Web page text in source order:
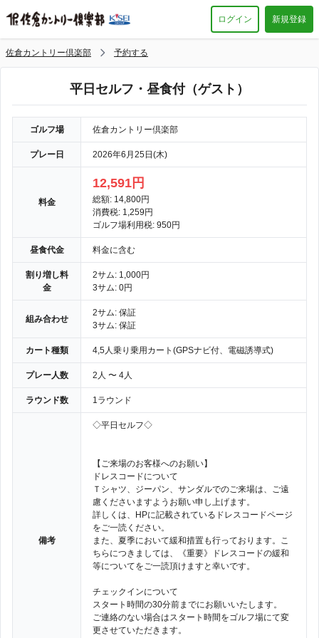
ログイン 新規登録
佐倉カントリー倶楽部 予約する
平日セルフ・昼食付（ゲスト）
ゴルフ場 佐倉カントリー倶楽部
プレー日 2026年6月25日(木)
料金
12,591円
総額: 14,800円
消費税: 1,259円
ゴルフ場利用税: 950円
昼食代金 料金に含む
割り増し料
金
2サム: 1,000円
3サム: 0円
組み合わせ
2サム: 保証
3サム: 保証
カート種類 4,5人乗り乗用カート(GPSナビ付、電磁誘導式)
プレー人数 2人 〜 4人
ラウンド数 1ラウンド
備考
◇平日セルフ◇
【ご来場のお客様へのお願い】
ドレスコードについて
Ｔシャツ、ジーパン、サンダルでのご来場は、ご遠
慮くださいますようお願い申し上げます。
詳しくは、HPに記載されているドレスコードページ
をご一読ください。
また、夏季において緩和措置も行っております。こ
ちらにつきましては、《重要》ドレスコードの緩和
等についてをご一読頂けますと幸いです。
チェックインについて
スタート時間の30分前までにお願いいたします。
ご連絡のない場合はスタート時間をゴルフ場にて変
更させていただきます。